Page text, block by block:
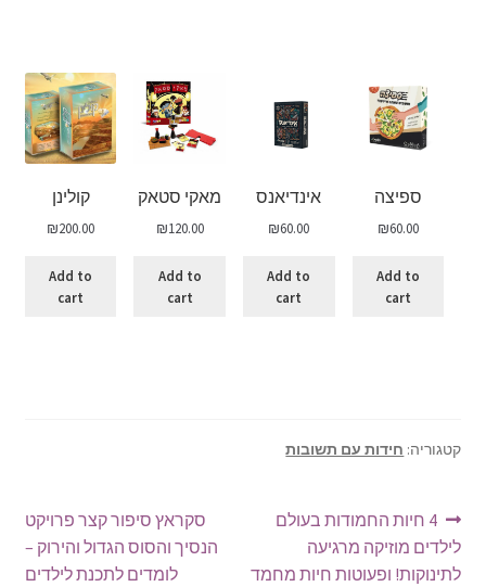
ספיצה
₪60.00
Add to
cart
אינדיאנס
₪60.00
Add to
cart
מאקי סטאק
₪120.00
Add to
cart
קולינן
₪200.00
Add to
cart
קטגוריה: חידות עם תשובות
ניווט
הפוסט
הקודם:
4 חיות החמודות בעולם
לילדים מוזיקה מרגיעה
לתינוקות! ופעוטות חיות מחמד
הפוסט
הבא:
סקראץ סיפור קצר פרויקט
הנסיך והסוס הגדול והירוק –
לומדים לתכנת לילדים